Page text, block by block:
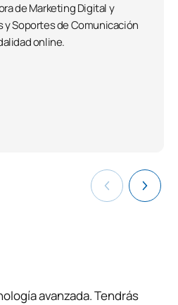
de Marketing Digital y
y Soportes de Comunicación
online.
avanzada. Tendrás